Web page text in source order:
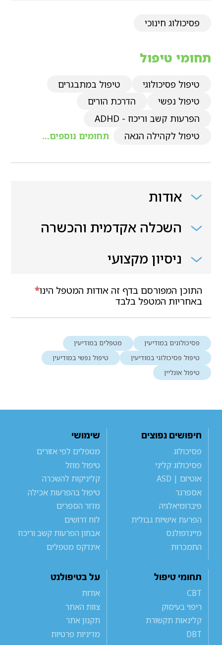
פסיכולוג חינוכי
תחומי טיפול
טיפול פסיכולוגי
טיפול במתבגרים
טיפול נפשי
הדרכת הורים
הפרעות קשב וריכוז - ADHD
טיפול לקהילה הגאה
תחומים נוספים...
אודות
השכלה אקדמית והכשרה
ניסיון מקצועי
*התוכן המפורסם בדף זה אודות המטפל הינו
באחריות המטפל בלבד
פסיכולוגים במודיעין
מטפלים במודיעין
טיפול פסיכולוגי במודיעין
טיפול נפשי במודיעין
טיפול אונליין
חיפושים נפוצים
פסיכולוג
פסיכולוג קליני
אוטיזם | ASD
אספרגר
פיברומיאלגיה
הפרעת אישיות גבולית
מיינדפולנס
התמכרות
שימושי
מטפלים לפי אזורים
טיפול מוזל
קליניקות להשכרה
טיפול בהפרעות אכילה
מדור הספרים
לוח דרושים
אבחון הפרעות קשב וריכוז
אינדקס מטפלים
תחומי טיפול
CBT
ריפוי בעיסוק
קלינאות תקשורת
DBT
על בטיפולנט
אודות
צוות האתר
תקנון אתר
מדיניות פרטיות